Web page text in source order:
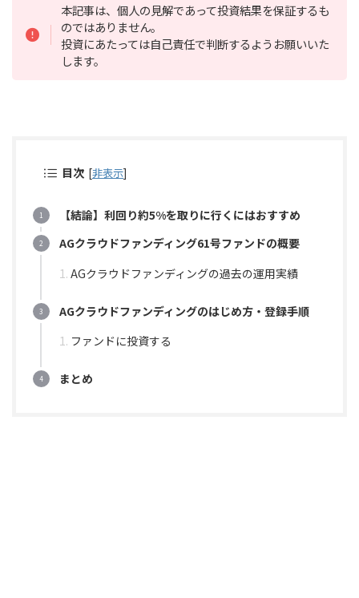
本記事は、個人の見解であって投資結果を保証するも
のではありません。
投資にあたっては自己責任で判断するようお願いいた
します。
目次 [非表示]
【結論】利回り約5%を取りに行くにはおすすめ
AGクラウドファンディング61号ファンドの概要
AGクラウドファンディングの過去の運用実績
AGクラウドファンディングのはじめ方・登録手順
ファンドに投資する
まとめ